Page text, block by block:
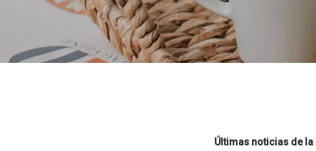
Últimas noticias de la